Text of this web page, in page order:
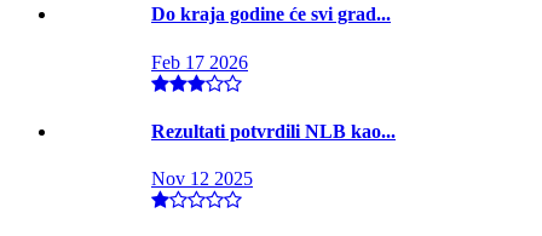
Do kraja godine će svi grad...
Feb 17 2026
Rezultati potvrdili NLB kao...
Nov 12 2025